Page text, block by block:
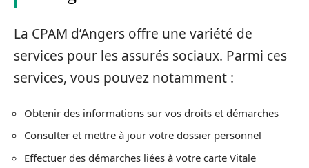
La CPAM d’Angers offre une variété de
services pour les assurés sociaux. Parmi ces
services, vous pouvez notamment :
Obtenir des informations sur vos droits et démarches
Consulter et mettre à jour votre dossier personnel
Effectuer des démarches liées à votre carte Vitale